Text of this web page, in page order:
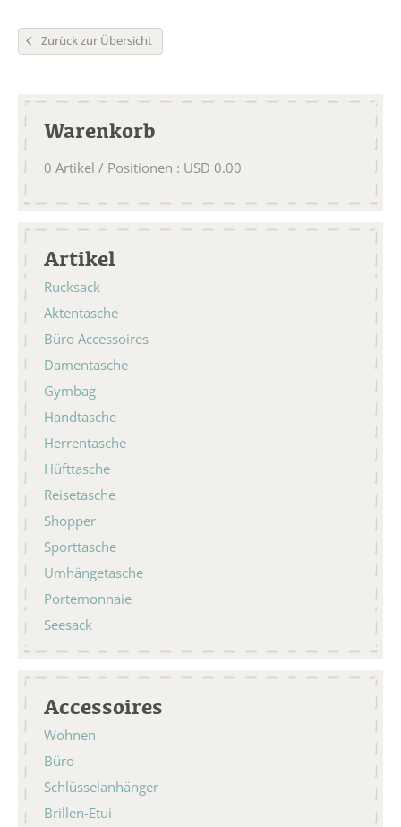
Zurück zur Übersicht
Warenkorb
0 Artikel / Positionen : USD 0.00
Artikel
Rucksack
Aktentasche
Büro Accessoires
Damentasche
Gymbag
Handtasche
Herrentasche
Hüfttasche
Reisetasche
Shopper
Sporttasche
Umhängetasche
Portemonnaie
Seesack
Accessoires
Wohnen
Büro
Schlüsselanhänger
Brillen-Etui